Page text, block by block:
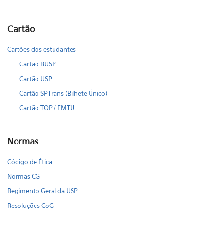
Cartão
Cartões dos estudantes
Cartão BUSP
Cartão USP
Cartão SPTrans (Bilhete Único)
Cartão TOP / EMTU
Normas
Código de Ética
Normas CG
Regimento Geral da USP
Resoluções CoG